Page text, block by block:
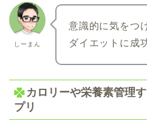
しーまん
意識的に気をつ
ダイエットに成
カロリーや栄養素管理
プリ